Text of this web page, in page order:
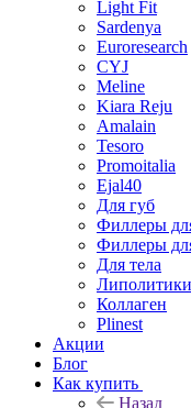
Light Fit
Sardenya
Euroresearch
CYJ
Meline
Kiara Reju
Amalain
Tesoro
Promoitalia
Ejal40
Для губ
Филлеры
Филлеры
Для тела
Липолитики
Коллаген
Plinest
Акции
Блог
Как купить
Назад